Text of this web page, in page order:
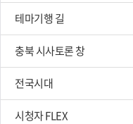
테마기행 길
충북 시사토론 창
전국시대
시청자 FLEX